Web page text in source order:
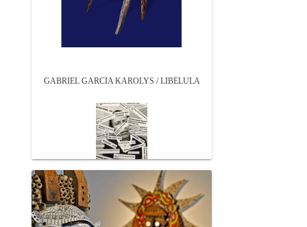
GABRIEL GARCÍA KAROLYS / LIBÉLULA